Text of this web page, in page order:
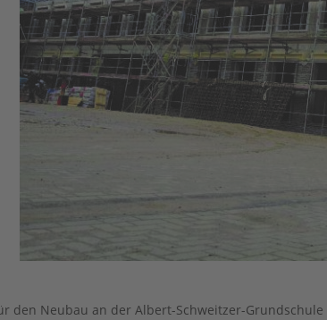
den Neubau an der Albert-Schweitzer-